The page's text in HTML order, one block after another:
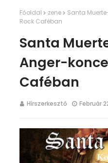
Főoldal zene
Santa
Rock Caféban
Santa
Anger-
Caféban
Hírszerkesztő Február